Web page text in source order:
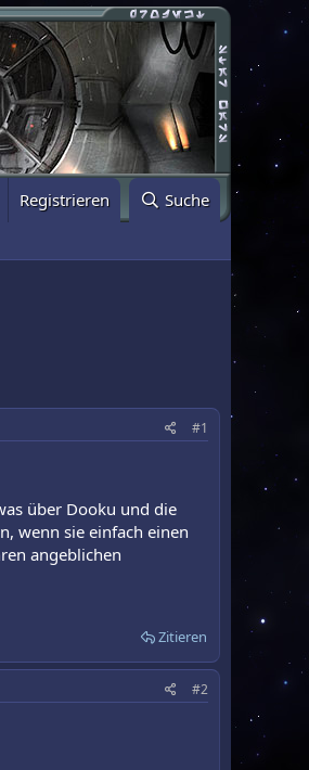
Registrieren Suche
#1
über Dooku und die
wenn sie einfach einen
angeblichen
Zitieren
#2